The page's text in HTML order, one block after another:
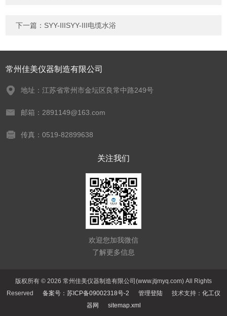
下一篇： SYY-IIISYY-III电缆水浴
常州佳美仪器制造有限公司
地址：江苏省常州市金坛区良常中路249号
邮箱：2891149@163.com
传真：0519-82899638
关注我们
欢迎您加我微信
了解更多信息
版权所有 © 2026 常州佳美仪器制造有限公司(www.jtjmyq.com) All Rights
Reserved 备案号：苏ICP备09002318号-2 管理登陆 技术支持： 化工仪
器网
sitemap.xml